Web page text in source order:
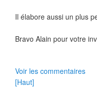
Il élabore aussi un plus
Bravo Alain pour votre
Voir les commentaires
[Haut]